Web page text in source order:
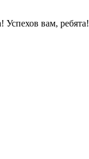
вам, ребята!